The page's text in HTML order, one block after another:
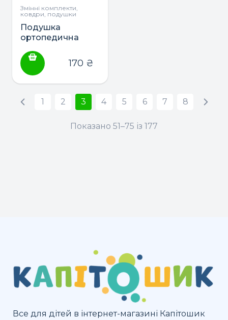
Змінні комплекти,
ковдри, подушки
Подушка
ортопедична
170 ₴
1 2 3 4 5 6 7 8
Показано 51–75 із 177
Все для дітей в інтернет-магазині Капітошик